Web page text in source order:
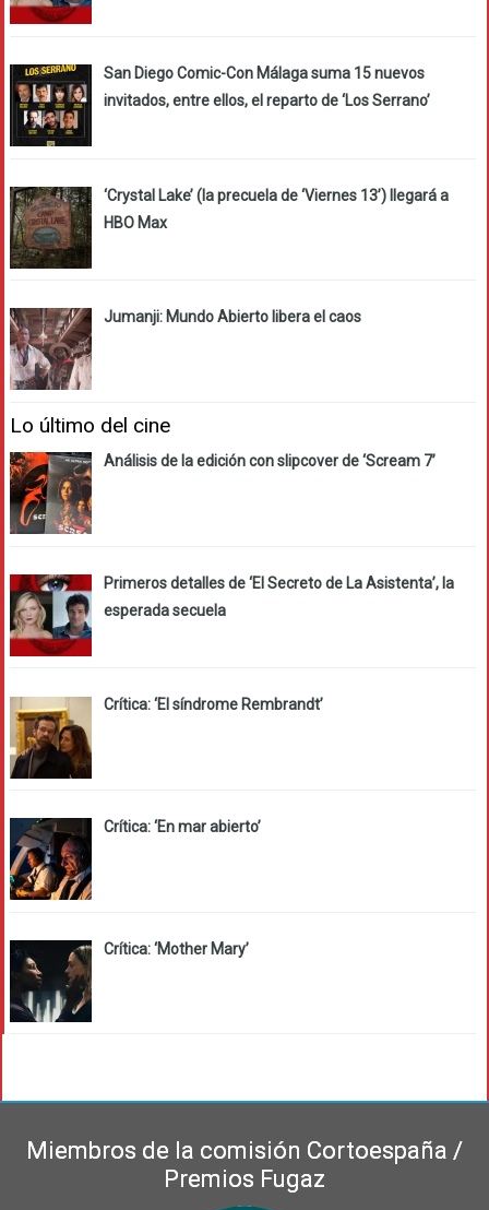
San Diego Comic-Con Málaga suma 15 nuevos
invitados, entre ellos, el reparto de ‘Los Serrano’
‘Crystal Lake’ (la precuela de ‘Viernes 13’) llegará a
HBO Max
Jumanji: Mundo Abierto libera el caos
Lo último del cine
Análisis de la edición con slipcover de ‘Scream 7’
Primeros detalles de ‘El Secreto de La Asistenta’, la
esperada secuela
Crítica: ‘El síndrome Rembrandt’
Crítica: ‘En mar abierto’
Crítica: ‘Mother Mary’
Miembros de la comisión Cortoespaña /
Premios Fugaz